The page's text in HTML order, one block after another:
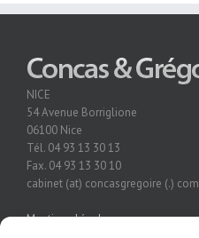
NICE
54 Avenue Borriglione
06100 Nice
Tél. 04 93 13 30 13
Fax. 04 93 13 30 10
cabinet (at) concasgregoire (.) com
Mentions Légales